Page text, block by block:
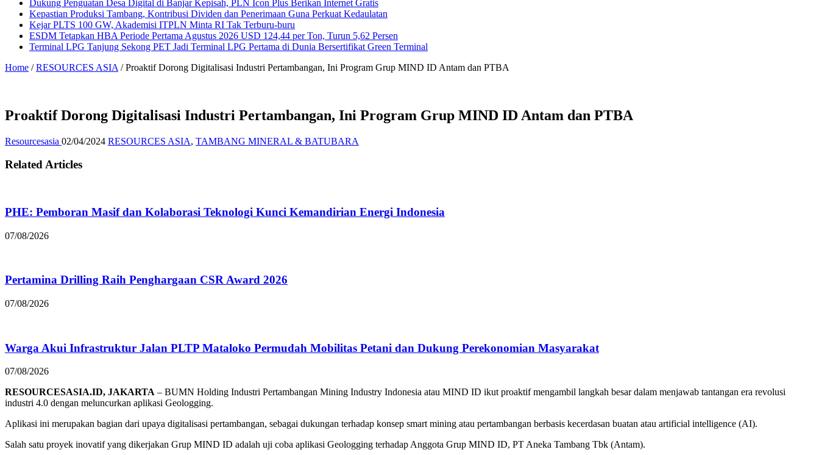
Dukung Penguatan Desa Digital di Banjar Kepisah, PLN Icon Plus Berikan Internet Gratis
Kepastian Produksi Tambang, Kontribusi Dividen dan Penerimaan Guna Perkuat Kedaulatan
Kejar PLTS 100 GW, Akademisi ITPLN Minta RI Tak Terburu-buru
ESDM Tetapkan HBA Periode Pertama Agustus 2026 USD 124,44 per Ton, Turun 5,62 Persen
Terminal LPG Tanjung Sekong PET Jadi Terminal LPG Pertama di Dunia Bersertifikat Green Terminal
Home / RESOURCES ASIA / Proaktif Dorong Digitalisasi Industri Pertambangan, Ini Program Grup MIND ID Antam dan PTBA
Proaktif Dorong Digitalisasi Industri Pertambangan, Ini Program Grup MIND ID Antam dan PTBA
Resourcesasia 02/04/2024 RESOURCES ASIA, TAMBANG MINERAL & BATUBARA
Related Articles
PHE: Pemboran Masif dan Kolaborasi Teknologi Kunci Kemandirian Energi Indonesia
07/08/2026
Pertamina Drilling Raih Penghargaan CSR Award 2026
07/08/2026
Warga Akui Infrastruktur Jalan PLTP Mataloko Permudah Mobilitas Petani dan Dukung Perekonomian Masyarakat
07/08/2026
RESOURCESASIA.ID, JAKARTA – BUMN Holding Industri Pertambangan Mining Industry Indonesia atau MIND ID ikut proaktif mengambil langkah besar dalam menjawab tantangan era revolusi
industri 4.0 dengan meluncurkan aplikasi Geologging.
Aplikasi ini merupakan bagian dari upaya digitalisasi pertambangan, sebagai dukungan terhadap konsep smart mining atau pertambangan berbasis kecerdasan buatan atau artificial intelligence (AI).
Salah satu proyek inovatif yang dikerjakan Grup MIND ID adalah uji coba aplikasi Geologging terhadap Anggota Grup MIND ID, PT Aneka Tambang Tbk (Antam).